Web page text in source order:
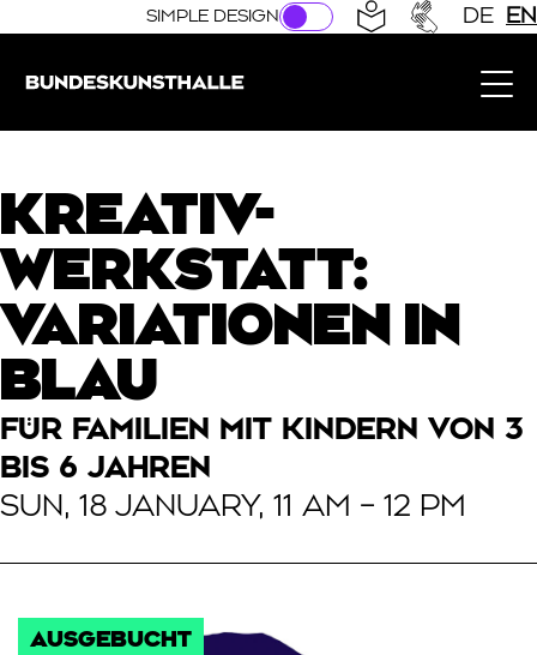
Direkt zur Hauptnavigation springen
Direkt zum Hauptinhalt springen
SIMPLE DESIGN DE EN
KREATIV-
WERKSTATT:
VARIATIONEN IN
BLAU
FÜR FAMILIEN MIT KINDERN VON 3
BIS 6 JAHREN
SUN, 18 JANUARY, 11 AM – 12 PM
AUSGEBUCHT